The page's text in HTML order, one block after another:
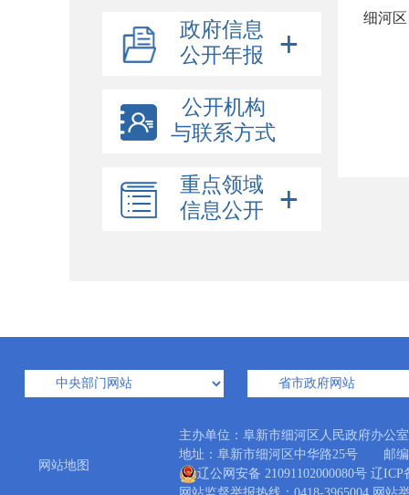
政府信息
公开年报
公开机构
与联系方式
重点领域
信息公开
细河
网站地图
主办单位：阜新市细河区人民政府办
地址：阜新市细河区中华路25号 邮
辽公网安备 21091102000080号 辽ICP